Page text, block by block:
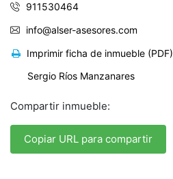
911530464
info@alser-asesores.com
Imprimir ficha de inmueble (PDF)
Sergio Ríos Manzanares
Compartir inmueble:
Copiar URL para compartir